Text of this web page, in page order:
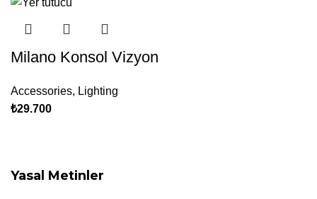
Milano Konsol Vizyon
Accessories, Lighting
₺29.700
Yasal Metinler